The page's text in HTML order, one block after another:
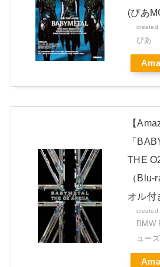
でかかった！（画像あり） NEW!
日本独自企画・限定生産盤「
JAPAN EDITION)」着弾
【BABYMETAL】METAL FORTH
開封レビュー!
(ぴあ
ぴあ
【
「
THE
（
オル付
BMW
ューズ